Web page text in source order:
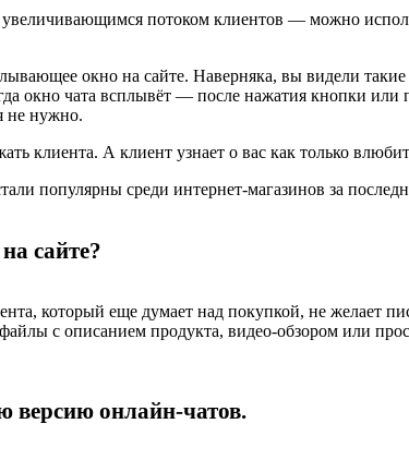
потоком клиентов ― можно
окно на сайте. Наверняка, вы видели
окно чата всплывёт ― после нажатия кнопки
не нужно.
клиента. А клиент узнает о вас как только
популярны среди интернет-магазинов за
сайте?
который еще думает над покупкой, не желает
с описанием продукта, видео-обзором или
версию онлайн-чатов.